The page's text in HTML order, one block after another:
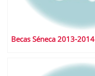
Becas Séneca 2013-2014